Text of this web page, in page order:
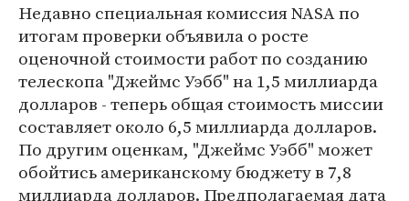
Недавно специальная комиссия NASA по
итогам проверки объявила о росте
оценочной стоимости работ по созданию
телескопа "Джеймс Уэбб" на 1,5 миллиарда
долларов - теперь общая стоимость миссии
составляет около 6,5 миллиарда долларов.
По другим оценкам, "Джеймс Уэбб" может
обойтись американскому бюджету в 7,8
миллиарда долларов. Предполагаемая дата